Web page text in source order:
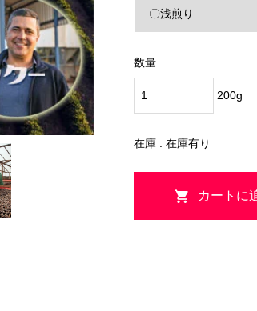
数量
200g
在庫 : 在庫有り